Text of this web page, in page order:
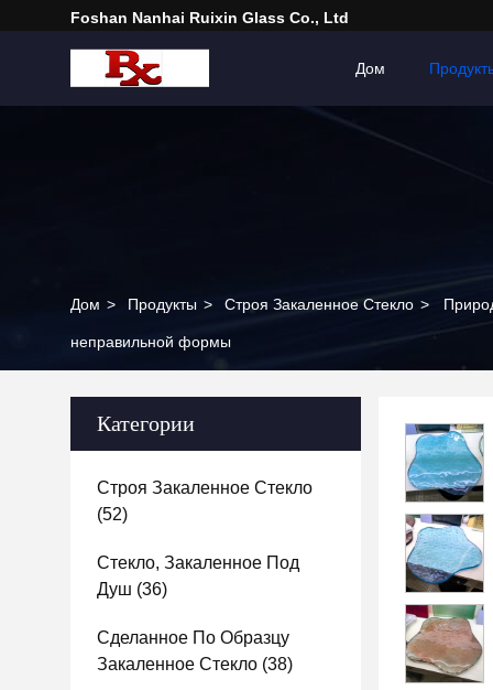
Foshan Nanhai Ruixin Glass Co., Ltd
Дом
Дом > Продукты > Строя Закаленное Стекло >
неправильной формы
Категории
Строя Закаленное Стекло
(52)
Стекло, Закаленное Под
Душ (36)
Сделанное По Образцу
Закаленное Стекло (38)